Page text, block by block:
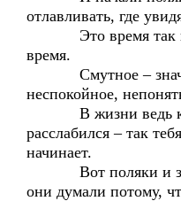
отлавливать, где
Это время так и
время.
Смутное –
неспокойное,
В жизни ведь как
расслабился – так
начинает.
Вот поляки и
они думали потому,